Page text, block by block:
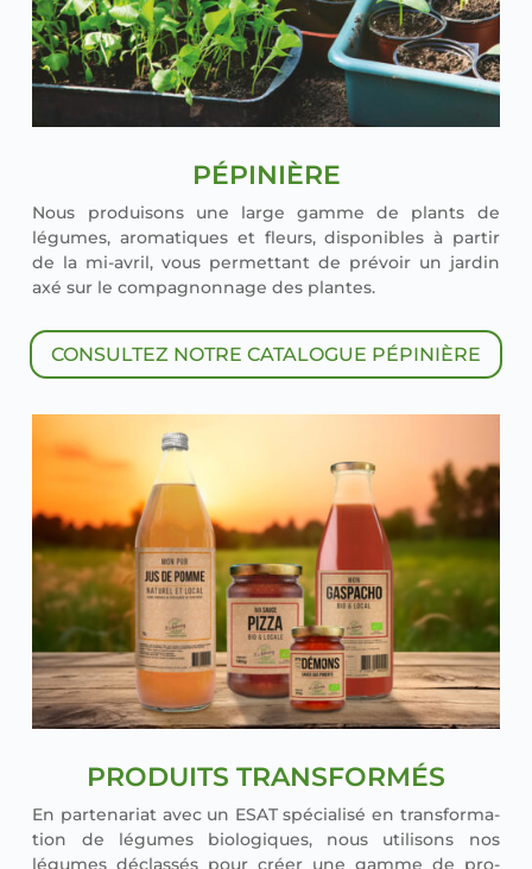
PÉPINIÈRE
Nous pro­dui­sons une large gamme de plants de
légumes, aro­ma­tiques et fleurs, dis­po­nibles à par­tir
de la mi-avril, vous per­met­tant de pré­voir un jar­din
axé sur le com­pa­gnon­nage des plantes.
CONSULTEZ NOTRE CATALOGUE PÉPINIÈRE
PRODUITS TRANSFORMÉS
En par­te­na­riat avec un ESAT spé­cia­li­sé en trans­for­ma­
tion de légumes bio­lo­giques, nous uti­li­sons nos